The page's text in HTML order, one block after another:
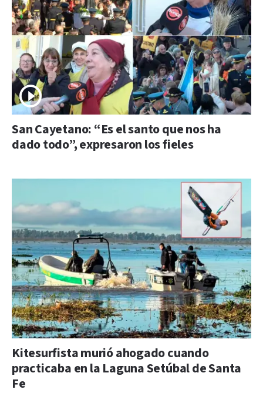
San Cayetano: “Es el santo que nos ha
dado todo”, expresaron los fieles
Kitesurfista murió ahogado cuando
practicaba en la Laguna Setúbal de Santa
Fe